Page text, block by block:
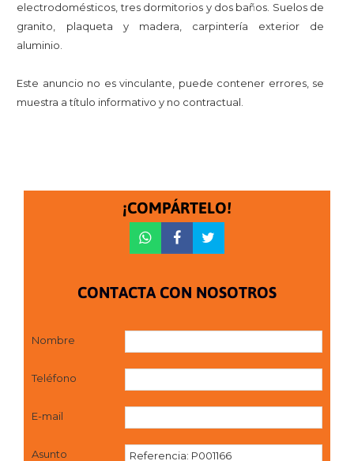
electrodomésticos, tres dormitorios y dos baños. Suelos de
granito, plaqueta y madera, carpintería exterior de
aluminio.
Este anuncio no es vinculante, puede contener errores, se
muestra a título informativo y no contractual.
¡COMPÁRTELO!
CONTACTA CON NOSOTROS
Nombre
Teléfono
E-mail
Asunto